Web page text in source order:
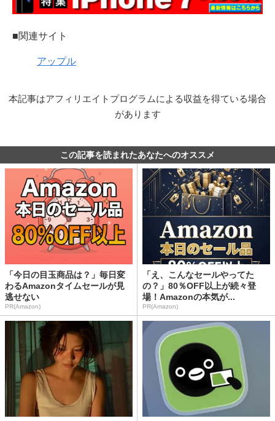
■関連サイト
アップル
本記事はアフィリエイトプログラムによる収益を得ている場合
があります
この記事を読まれたあなたへのオススメ
「今日の目玉商品は？」毎日変
わるAmazonタイムセールが見
逃せない
PR(Amazon)
「え、こんなセールやってた
の？」80％OFF以上が続々登
場！Amazonの本気が...
PR(Amazon)